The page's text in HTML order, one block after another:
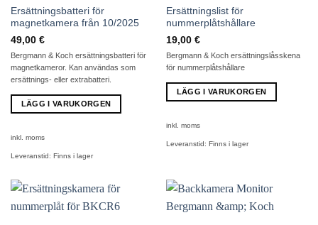
Ersättningsbatteri för
magnetkamera från 10/2025
49,00 €
Bergmann & Koch ersättningsbatteri för
magnetkameror. Kan användas som
ersättnings- eller extrabatteri.
LÄGG I VARUKORGEN
inkl. moms
Leveranstid: Finns i lager
Ersättningslist för
nummerplåtshållare
19,00 €
Bergmann & Koch ersättningslåsskena
för nummerplåtshållare
LÄGG I VARUKORGEN
inkl. moms
Leveranstid: Finns i lager